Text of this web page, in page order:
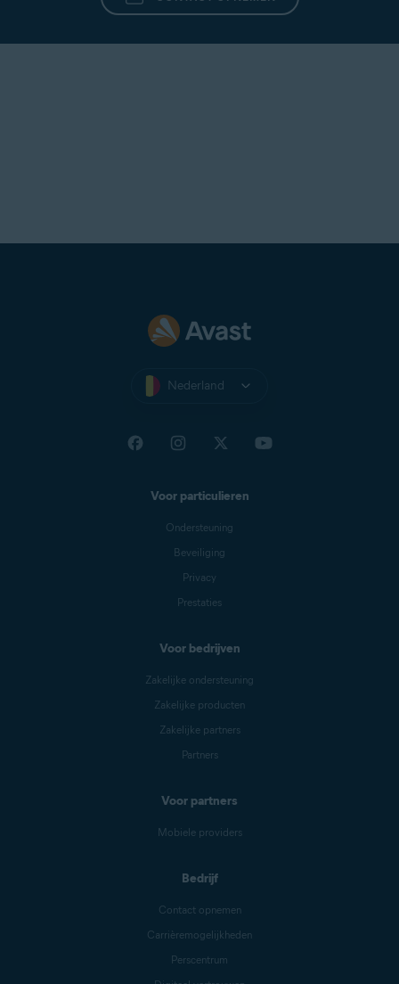
Nederland
Voor particulieren
Ondersteuning
Beveiliging
Privacy
Prestaties
Voor bedrijven
Zakelijke ondersteuning
Zakelijke producten
Zakelijke partners
Partners
Voor partners
Mobiele providers
Bedrijf
Contact opnemen
Carrièremogelijkheden
Perscentrum